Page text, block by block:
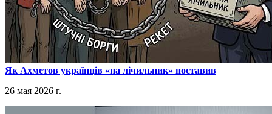
​Як Ахметов українців «на лічильник» поставив
26 мая 2026 г.